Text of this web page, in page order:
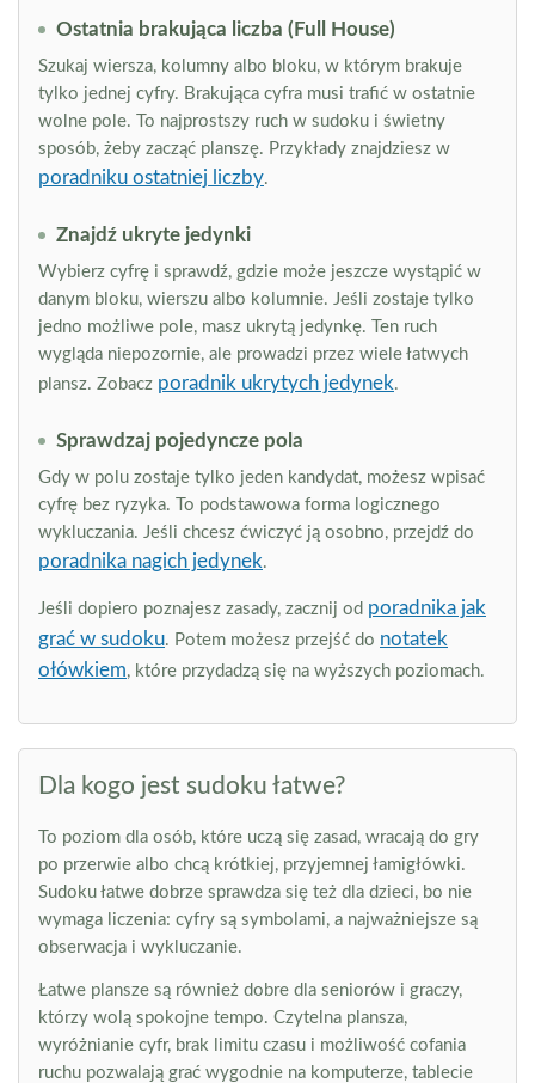
Ostatnia brakująca liczba (Full House)
Szukaj wiersza, kolumny albo bloku, w którym brakuje
tylko jednej cyfry. Brakująca cyfra musi trafić w ostatnie
wolne pole. To najprostszy ruch w sudoku i świetny
sposób, żeby zacząć planszę. Przykłady znajdziesz w
poradniku ostatniej liczby.
Znajdź ukryte jedynki
Wybierz cyfrę i sprawdź, gdzie może jeszcze wystąpić w
danym bloku, wierszu albo kolumnie. Jeśli zostaje tylko
jedno możliwe pole, masz ukrytą jedynkę. Ten ruch
wygląda niepozornie, ale prowadzi przez wiele łatwych
plansz. Zobacz poradnik ukrytych jedynek.
Sprawdzaj pojedyncze pola
Gdy w polu zostaje tylko jeden kandydat, możesz wpisać
cyfrę bez ryzyka. To podstawowa forma logicznego
wykluczania. Jeśli chcesz ćwiczyć ją osobno, przejdź do
poradnika nagich jedynek.
Jeśli dopiero poznajesz zasady, zacznij od poradnika jak
grać w sudoku. Potem możesz przejść do notatek
ołówkiem, które przydadzą się na wyższych poziomach.
Dla kogo jest sudoku łatwe?
To poziom dla osób, które uczą się zasad, wracają do gry
po przerwie albo chcą krótkiej, przyjemnej łamigłówki.
Sudoku łatwe dobrze sprawdza się też dla dzieci, bo nie
wymaga liczenia: cyfry są symbolami, a najważniejsze są
obserwacja i wykluczanie.
Łatwe plansze są również dobre dla seniorów i graczy,
którzy wolą spokojne tempo. Czytelna plansza,
wyróżnianie cyfr, brak limitu czasu i możliwość cofania
ruchu pozwalają grać wygodnie na komputerze, tablecie